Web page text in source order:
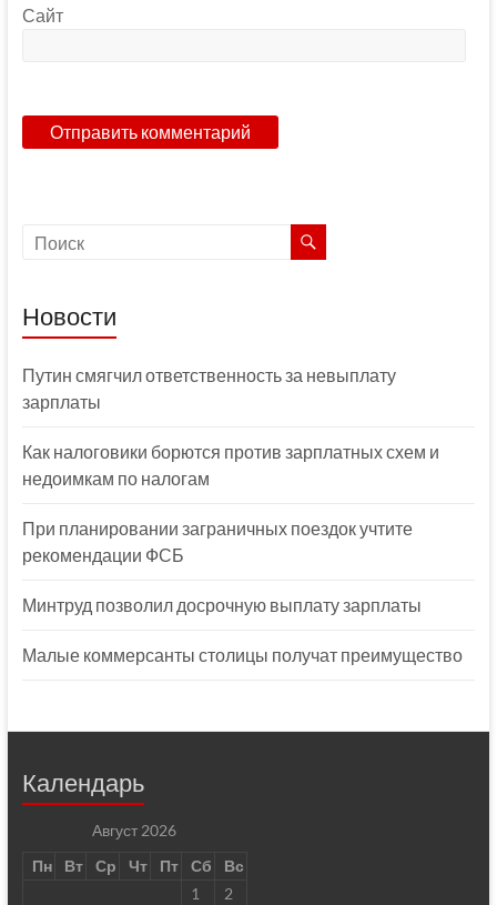
Сайт
Новости
Путин смягчил ответственность за невыплату
зарплаты
Как налоговики борются против зарплатных схем и
недоимкам по налогам
При планировании заграничных поездок учтите
рекомендации ФСБ
Минтруд позволил досрочную выплату зарплаты
Малые коммерсанты столицы получат преимущество
Календарь
Август 2026
Пн
Вт Ср Чт Пт Сб
Вс
1
2